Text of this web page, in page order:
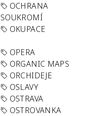
OCHRANA
SOUKROMÍ
OKUPACE
OPERA
ORGANIC MAPS
ORCHIDEJE
OSLAVY
OSTRAVA
OSTROVANKA